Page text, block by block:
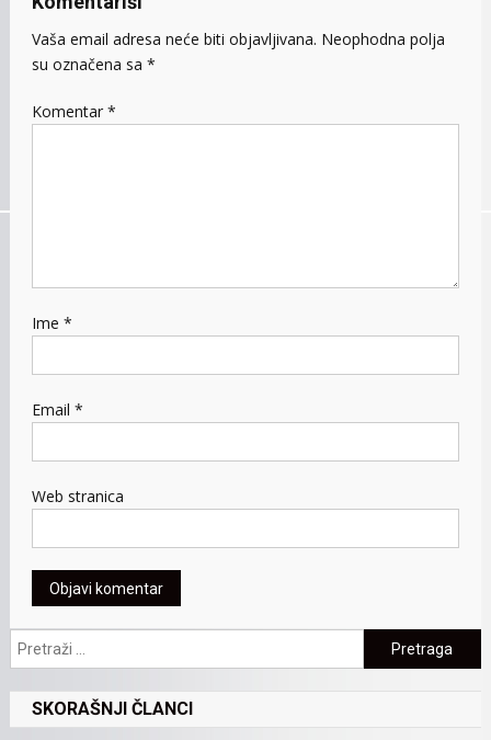
Vaša email adresa neće biti objavljivana. Neophodna polja
su označena sa *
Komentar *
Ime *
Email *
Web stranica
Pretraga:
SKORAŠNJI ČLANCI